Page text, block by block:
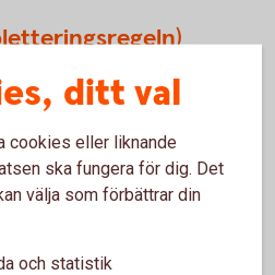
för att möjliggöra tidigare
pension.ditt val
cookies eller liknande
ska fungera för dig. Det
välja som förbättrar din
och statistik